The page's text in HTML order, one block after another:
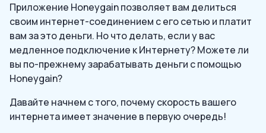
Приложение Honeygain позволяет вам делиться
своим интернет-соединением с его сетью и платит
вам за это деньги. Но что делать, если у вас
медленное подключение к Интернету? Можете ли
вы по-прежнему зарабатывать деньги с помощью
Honeygain?
Давайте начнем с того, почему скорость вашего
интернета имеет значение в первую очередь!